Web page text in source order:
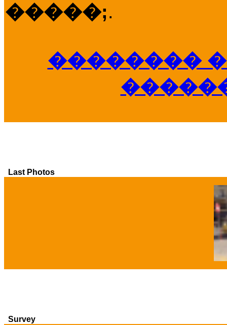
�����;.
��������
Last Photos
Survey